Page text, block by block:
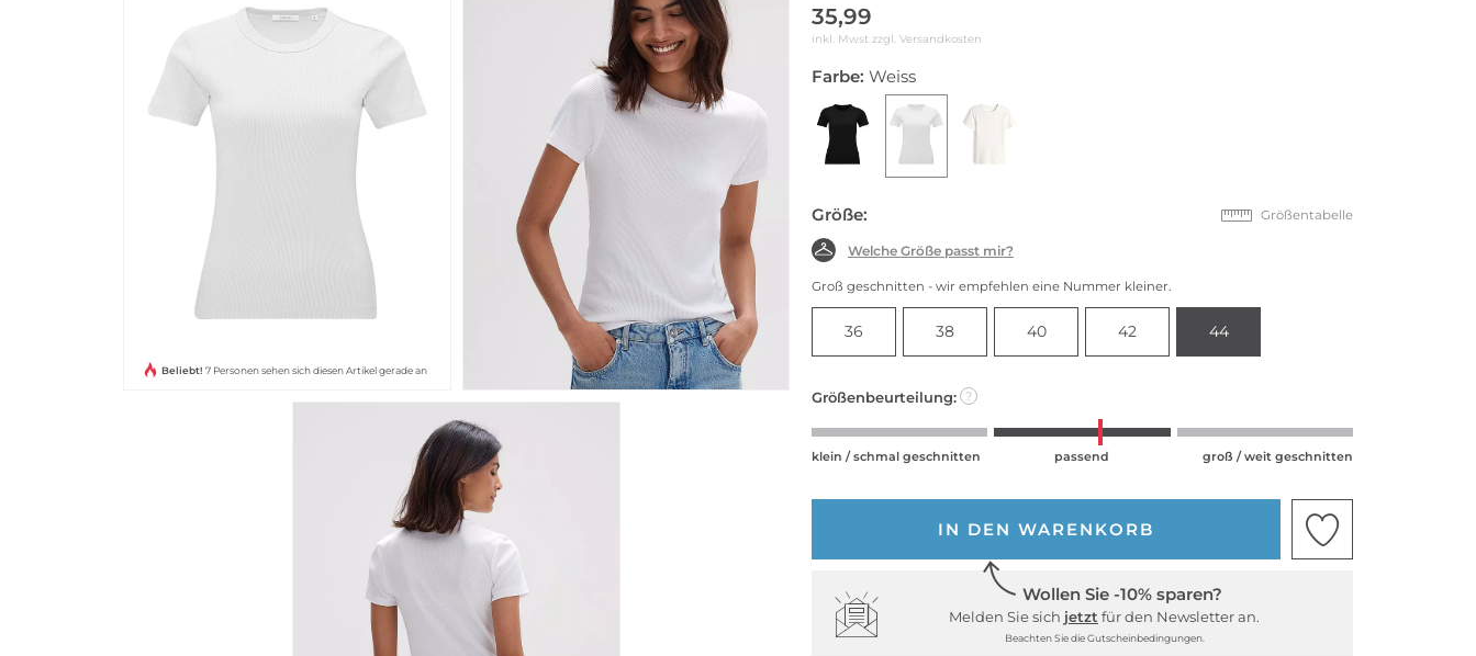
Beliebt! 7 Personen sehen sich diesen Artikel gerade an
35,99
inkl. Mwst zzgl. Versandkosten
Farbe: Weiss
Größe: Größentabelle
Welche Größe passt mir?
Groß geschnitten - wir empfehlen eine Nummer kleiner.
36 38 40 42 44
Größenbeurteilung: ?
klein / schmal geschnitten passend groß / weit geschnitten
IN DEN WARENKORB
Wollen Sie -10% sparen?
Melden Sie sich jetzt für den Newsletter an.
Beachten Sie die Gutscheinbedingungen.